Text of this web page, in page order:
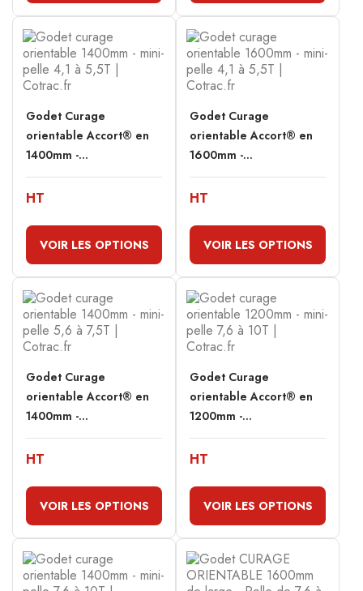
Godet Curage
orientable Accort® en
1400mm -...
HT
VOIR LES OPTIONS
Godet Curage
orientable Accort® en
1600mm -...
HT
VOIR LES OPTIONS
Godet Curage
orientable Accort® en
1400mm -...
HT
VOIR LES OPTIONS
Godet Curage
orientable Accort® en
1200mm -...
HT
VOIR LES OPTIONS